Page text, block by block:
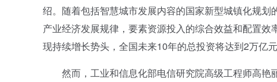
绍。随着包括智慧城市发展内容的国家新型城镇化规
产业经济发展规律，要素资源投入的综合效益和配置效
现持续增长势头，全国未来10年的总投资将达到2万亿元
然而，工业和信息化部电信研究院高级工程师高艳